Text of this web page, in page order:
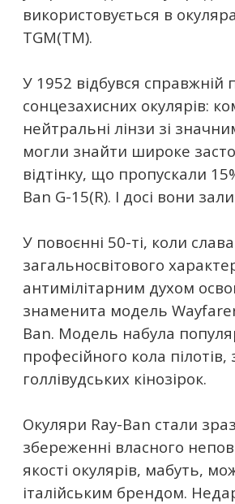
використовується в
TGM(TM).
У 1952 відбувся справжній
сонцезахисних окулярів:
нейтральні лінзи зі
могли знайти широке
відтінку, що пропускали
Ban G-15(R). І досі вони
У повоєнні 50-ті, коли
загальносвітового
антимілітарним духом
знаменита модель
Ban. Модель набула
професійного кола
голлівудських кінозірок.
Окуляри Ray-Ban стали
збереженні власного
якості окулярів, мабуть,
італійським брендом.